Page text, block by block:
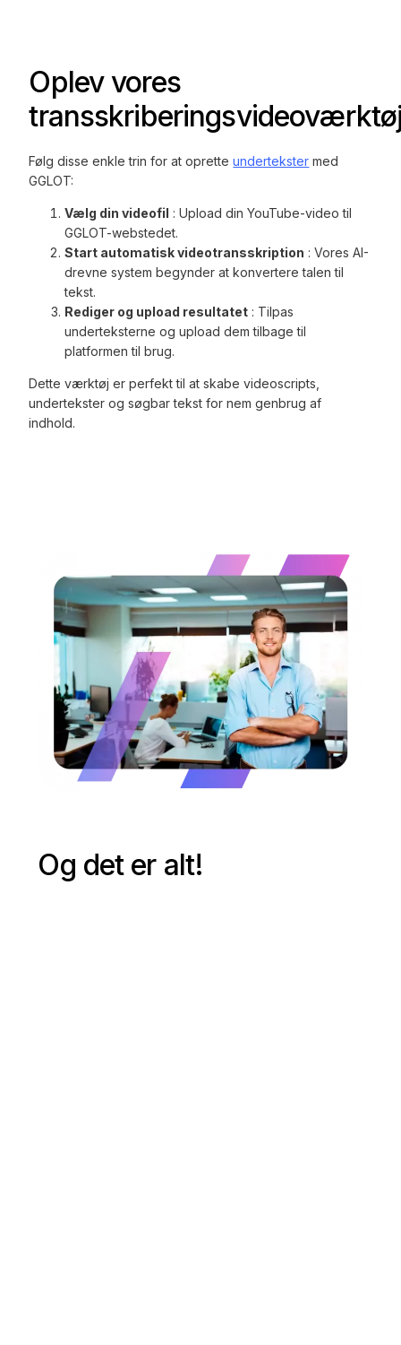
Oplev vores
Følg disse enkle trin for at opretteundertekster med
GGLOT:
Vælg din videofil : Upload din YouTube-video til
GGLOT-webstedet.
Start automatisk videotransskription : Vores AI-
drevne system begynder at konvertere talen til
tekst.
Rediger og upload resultatet : Tilpas
underteksterne og upload dem tilbage til
platformen til brug.
Dette værktøj er perfekt til at skabe videoscripts,
undertekster og søgbar tekst for nem genbrug af
indhold.
Og det er alt!